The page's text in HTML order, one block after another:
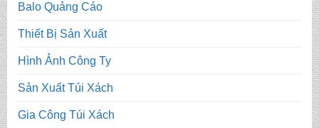
Balo Quảng Cáo
Thiết Bị Sản Xuất
Hình Ảnh Công Ty
Sản Xuất Túi Xách
Gia Công Túi Xách